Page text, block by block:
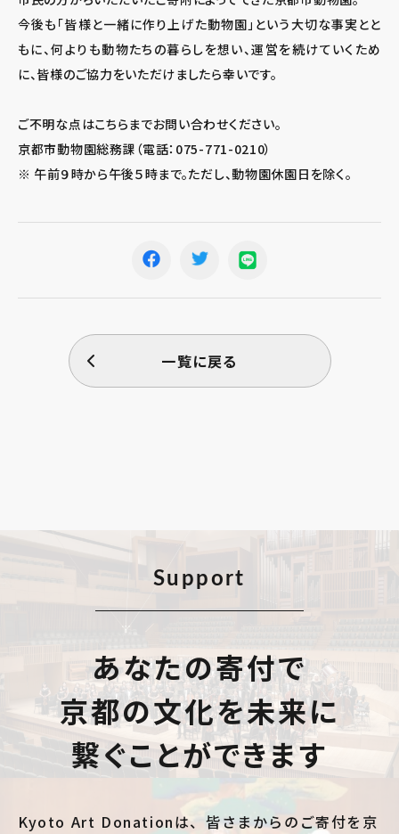
今後も「皆様と一緒に作り上げた動物園」という大切な事実とと
もに、何よりも動物たちの暮らしを想い、運営を続けていくため
に、皆様のご協力をいただけましたら幸いです。
ご不明な点はこちらまでお問い合わせください。
京都市動物園総務課（電話：075-771-0210）
※ 午前９時から午後５時まで。ただし、動物園休園日を除く。
一覧に戻る
Support
あなたの寄付で
京都の文化を未来に
繋ぐことができます
Kyoto Art Donationは、皆さまからのご寄付を京